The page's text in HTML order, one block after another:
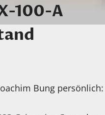
100-A
Bung persönlich: